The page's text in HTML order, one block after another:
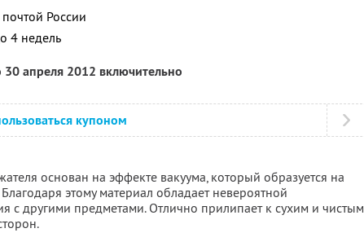
России
4 недель
30 апреля 2012 включительно
купоном
основан на эффекте вакуума, который образуется на
этому материал обладает невероятной
с другими предметами. Отлично прилипает к сухим и чистым